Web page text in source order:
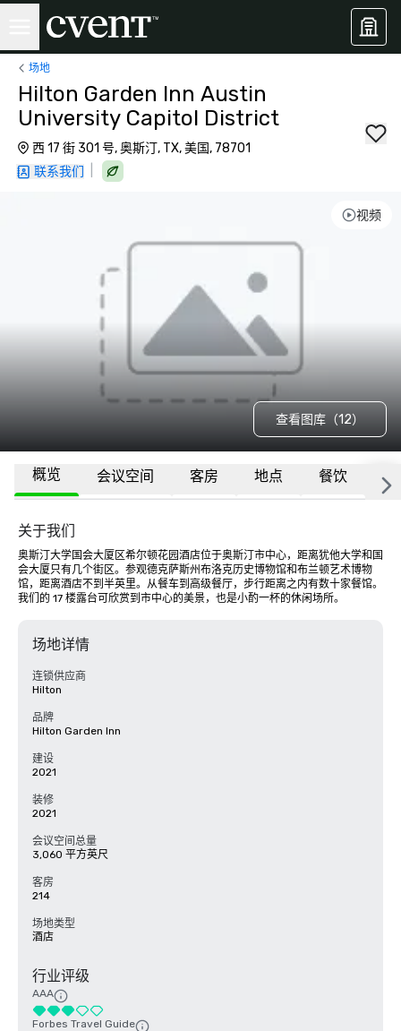
场地
Hilton Garden Inn Austin
University Capitol District
西 17 街 301 号, 奥斯汀, TX, 美国, 78701
联系我们
视频
查看图库（12）
概览 会议空间 客房 地点 餐饮 隶
关于我们
奥斯汀大学国会大厦区希尔顿花园酒店位于奥斯汀市中心，距离犹他大学和国
会大厦只有几个街区。参观德克萨斯州布洛克历史博物馆和布兰顿艺术博物
馆，距离酒店不到半英里。从餐车到高级餐厅，步行距离之内有数十家餐馆。
我们的 17 楼露台可欣赏到市中心的美景，也是小酌一杯的休闲场所。
场地详情
连锁供应商
Hilton
品牌
Hilton Garden Inn
建设
2021
装修
2021
会议空间总量
3,060 平方英尺
客房
214
场地类型
酒店
行业评级
AAA
Forbes Travel Guide